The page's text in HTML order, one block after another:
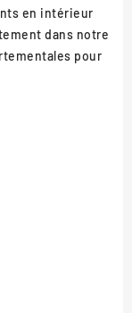
en intérieur
dans notre
pour